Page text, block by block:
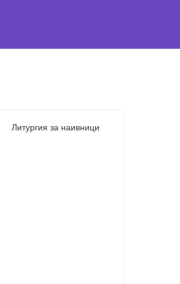
Литургия за наивници